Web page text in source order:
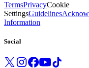
TermsPrivacyCookie
SettingsGuidelines
Information
Social